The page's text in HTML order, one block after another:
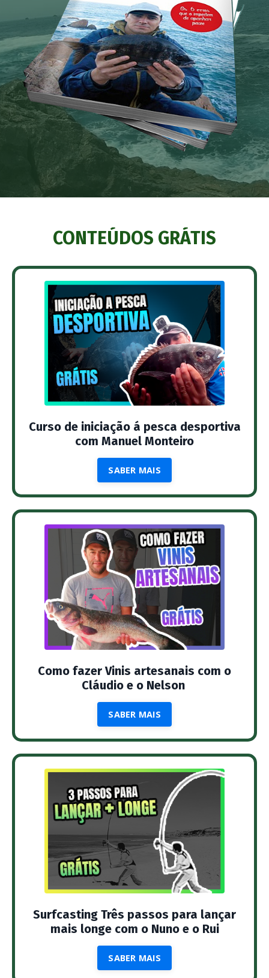
CONTEÚDOS GRÁTIS
Curso de iniciação á pesca desportiva
com Manuel Monteiro
SABER MAIS
Como fazer Vinis artesanais com o
Cláudio e o Nelson
SABER MAIS
Surfcasting Três passos para lançar
mais longe com o Nuno e o Rui
SABER MAIS